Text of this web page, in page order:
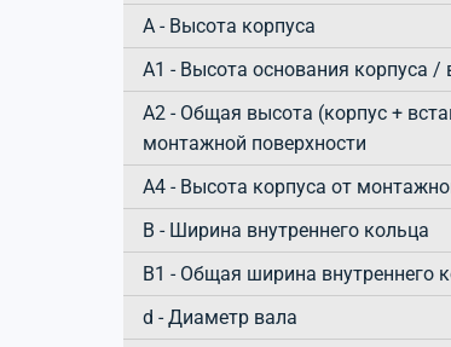
А - Высота корпуса
A1 - Высота основания корпуса
A2 - Общая высота (корпус +
монтажной поверхности
A4 - Высота корпуса от
B - Ширина внутреннего кольца
B1 - Общая ширина внутреннего
d - Диаметр вала